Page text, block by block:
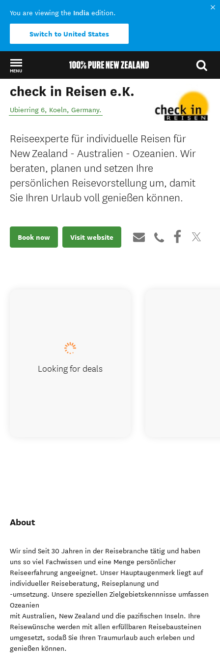
You are viewing the India edition.
Switch to United States
MENU
Back to my results
check in Reisen e.K.
Ubierring 6, Koeln, Germany.
Reiseexperte für individuelle Reisen für
New Zealand - Australien - Ozeanien. Wir
beraten, planen und setzen Ihre
persönlichen Reisevorstellung um, damit
Sie Ihren Urlaub voll genießen können.
Book now Visit website
About
Wir sind Seit 30 Jahren in der Reisebranche tätig und haben
uns so viel Fachwissen und eine Menge persönlicher
Reiseerfahrung angeeignet. Unser Hauptaugenmerk liegt auf
individueller Reiseberatung, Reiseplanung und
-umsetzung. Unsere speziellen Zielgebietskennnisse umfassen
Ozeanien
mit Australien, New Zealand und die pazifischen Inseln. Ihre
Reisewünsche werden mit allen erfüllbaren Reisebausteinen
umgesetzt, sodaß Sie Ihren Traumurlaub auch erleben und
genießen können.
Looking for deals